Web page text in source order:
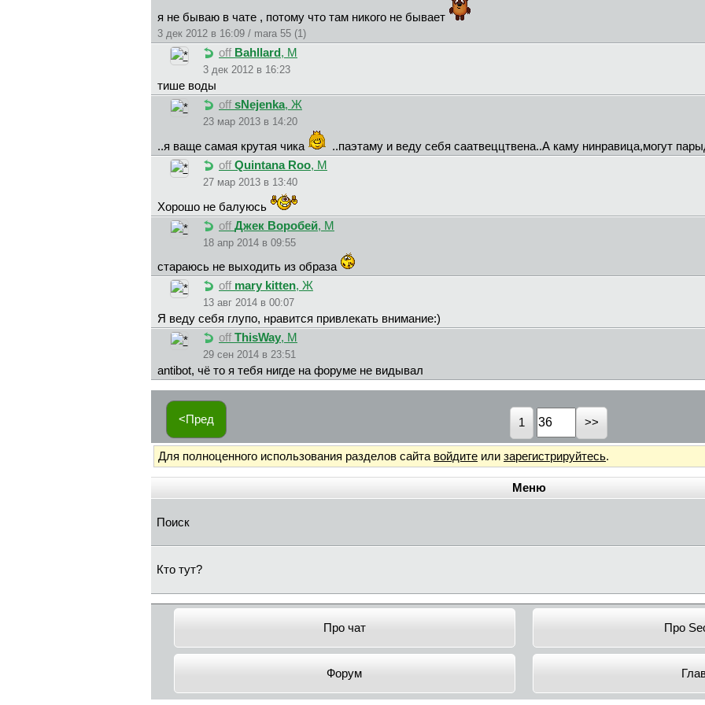
я не бываю в чате , потому что там никого не бывает
3 дек 2012 в 16:09 / mara 55 (1)
off Bahllard, М
3 дек 2012 в 16:23
тише воды
off sNejenka, Ж
23 мар 2013 в 14:20
..я ваще самая крутая чика
..паэтаму и веду себя саатвеццтвена..А каму нинравица,могут
off Quintana Roo, М
27 мар 2013 в 13:40
Хорошо не балуюсь
off Джек Воробей, М
18 апр 2014 в 09:55
стараюсь не выходить из образа
off mary kitten, Ж
13 авг 2014 в 00:07
Я веду себя глупо, нравится привлекать внимание:)
off ThisWay, М
29 сен 2014 в 23:51
antibot, чё то я тебя нигде на форуме не видывал
<Пред 1
Для полноценного использования разделов сайта войдите или зарегистрируйтесь.
Меню
Поиск
Кто тут?
Про чат Про
Форум